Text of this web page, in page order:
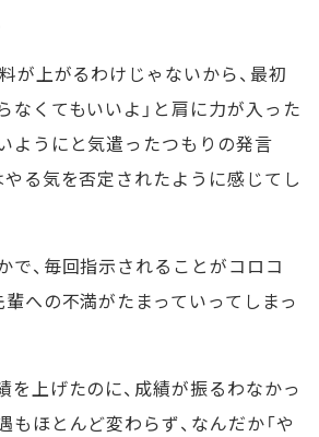
が上がるわけじゃないから、最初
なくてもいいよ」と肩に力が入った
ようにと気遣ったつもりの発言
やる気を否定されたように感じてし
、毎回指示されることがコロコ
輩への不満がたまっていってしまっ
上げたのに、成績が振るわなかっ
もほとんど変わらず、なんだか「や